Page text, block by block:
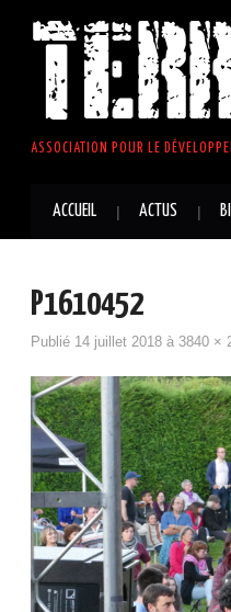
ASSOCIATION POUR LE
ACCUEIL ACTUS
P1610452
Publié 14 juillet 2018 à 3840 ×